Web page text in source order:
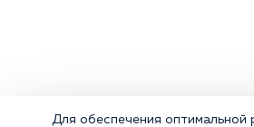
Для обеспечения оптимальной